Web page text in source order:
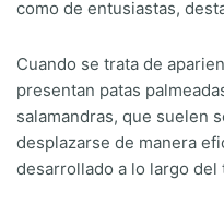
como de entusiastas,
Cuando se trata de
presentan patas
salamandras, que suelen
desplazarse de manera
desarrollado a lo largo